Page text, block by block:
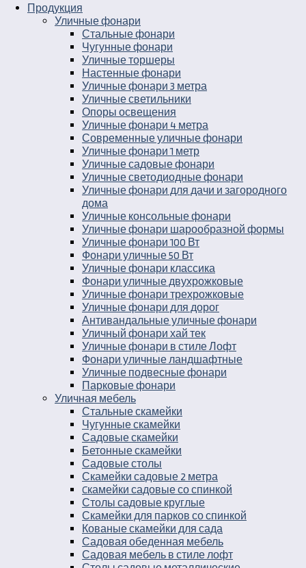
Продукция
Уличные фонари
Стальные фонари
Чугунные фонари
Уличные торшеры
Настенные фонари
Уличные фонари 3 метра
Уличные светильники
Опоры освещения
Уличные фонари 4 метра
Современные уличные фонари
Уличные фонари 1 метр
Уличные садовые фонари
Уличные светодиодные фонари
Уличные фонари для дачи и загородного
дома
Уличные консольные фонари
Уличные фонари шарообразной формы
Уличные фонари 100 Вт
Фонари уличные 50 Вт
Уличные фонари классика
Фонари уличные двухрожковые
Уличные фонари трехрожковые
Уличные фонари для дорог
Антивандальные уличные фонари
Уличный фонари хай тек
Уличные фонари в стиле Лофт
Фонари уличные ландшафтные
Уличные подвесные фонари
Парковые фонари
Уличная мебель
Стальные скамейки
Чугунные скамейки
Садовые скамейки
Бетонные скамейки
Садовые столы
Скамейки садовые 2 метра
Cкамейки садовые со спинкой
Столы садовые круглые
Скамейки для парков со спинкой
Кованые скамейки для сада
Садовая обеденная мебель
Садовая мебель в стиле лофт